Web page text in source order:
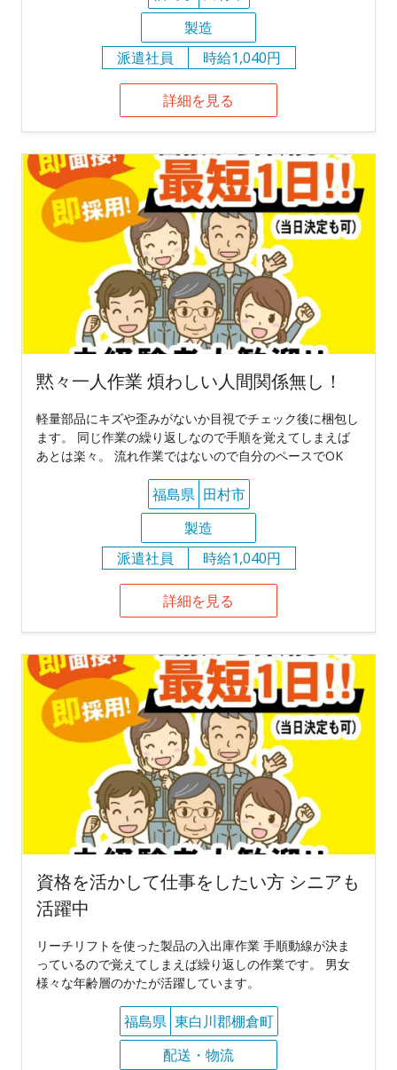
製造
派遣社員
時給1,040円
詳細を見る
黙々一人作業 煩わしい人間関係無し！
軽量部品にキズや歪みがないか目視でチェック後に梱包し
ます。 同じ作業の繰り返しなので手順を覚えてしまえば
あとは楽々。 流れ作業ではないので自分のペースでOK
福島県 田村市
製造
派遣社員
時給1,040円
詳細を見る
資格を活かして仕事をしたい方 シニアも
活躍中
リーチリフトを使った製品の入出庫作業 手順動線が決ま
っているので覚えてしまえば繰り返しの作業です。 男女
様々な年齢層のかたが活躍しています。
福島県 東白川郡棚倉町
配送・物流